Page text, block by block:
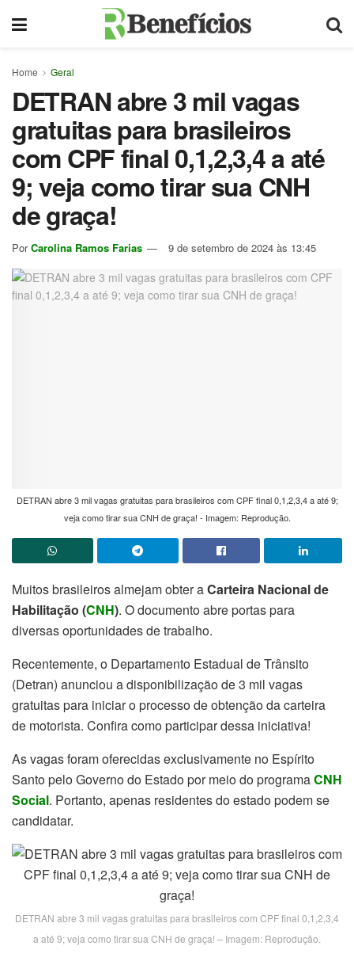
Home Geral
DETRAN abre 3 mil vagas
gratuitas para brasileiros
com CPF final 0,1,2,3,4 a até
9; veja como tirar sua CNH
de graça!
Por Carolina Ramos Farias 9 de setembro de 2024 às 13:45
DETRAN abre 3 mil vagas gratuitas para brasileiros com CPF final 0,1,2,3,4 a até 9;
veja como tirar sua CNH de graça! - Imagem: Reprodução.
Muitos brasileiros almejam obter aCarteira Nacional de
Habilitação (CNH). O documento abre portas para
diversas oportunidades de trabalho.
Recentemente, o Departamento Estadual de Trânsito
(Detran) anunciou a disponibilização de 3 mil vagas
gratuitas para iniciar o processo de obtenção da carteira
de motorista. Confira como participar dessa iniciativa!
As vagas foram oferecidas exclusivamente no Espírito
Santo pelo Governo do Estado por meio do programaCNH
Social. Portanto, apenas residentes do estado podem se
candidatar.
DETRAN abre 3 mil vagas gratuitas para brasileiros com CPF final 0,1,2,3,4
a até 9; veja como tirar sua CNH de graça! – Imagem: Reprodução.